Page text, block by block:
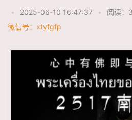
• 2025-06-10 16:47:37 • 阅读：
微信号：xtyfgfp